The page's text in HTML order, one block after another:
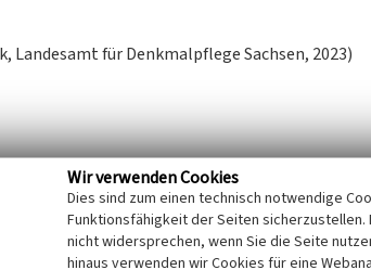
Landesamt für Denkmalpflege Sachsen, 2023)
Braunkohlenbergbau entlang der Mulde um
2. Aufl., Beucha/Markkleeberg 2018, S.
Angler e. V. (Hg.): Gewässerordnung,
Wir verwenden Cookies
Dies sind zum einen technisch notwendige
Funktionsfähigkeit der Seiten sicherzustellen.
nicht widersprechen, wenn Sie die Seite
hinaus verwenden wir Cookies für eine